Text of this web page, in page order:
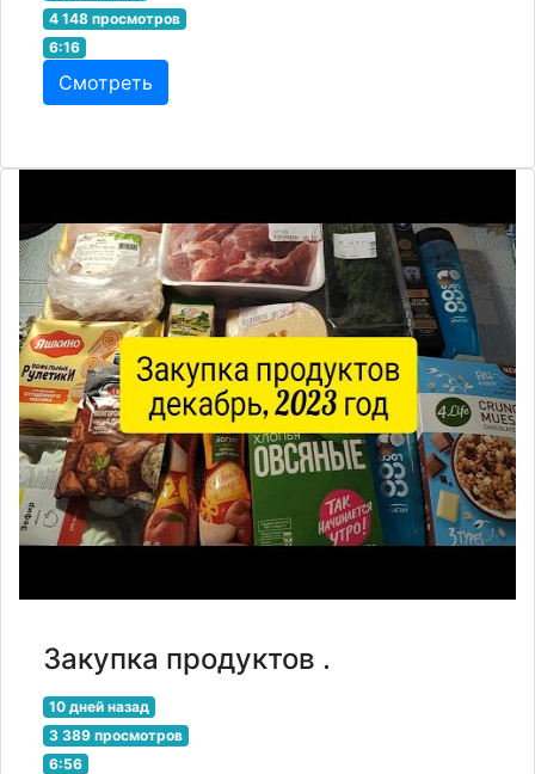
4 148 просмотров
6:16
Смотреть
Закупка продуктов .
10 дней назад
3 389 просмотров
6:56